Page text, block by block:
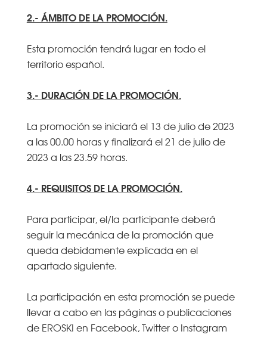
2.- ÁMBITO DE LA PROMOCIÓN.
Esta promoción tendrá lugar en todo el
territorio español.
3.- DURACIÓN DE LA PROMOCIÓN.
La promoción se iniciará el 13 de julio de 2023
a las 00.00 horas y finalizará el 21 de julio de
2023 a las 23.59 horas.
4.- REQUISITOS DE LA PROMOCIÓN.
Para participar, el/la participante deberá
seguir la mecánica de la promoción que
queda debidamente explicada en el
apartado siguiente.
La participación en esta promoción se puede
llevar a cabo en las páginas o publicaciones
de EROSKI en Facebook, Twitter o Instagram